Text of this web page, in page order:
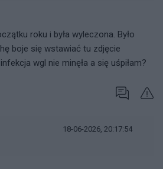
roku i była wyleczona. Było
boje się wstawiać tu zdjęcie
wgl nie minęła a się uśpiłam?
18-06-2026, 20:17:54